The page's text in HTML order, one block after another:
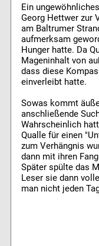
Ein
Georg Hettwer zur
am Baltrumer
aufmerksam
Hunger hatte. Da
Mageninhalt von
dass diese
einverleibt hatte.
Sowas kommt
anschließende
Wahrscheinlich
Qualle für einen
zum Verhängnis
dann mit ihren
Später spülte das
Leser sie dann
man nicht jeden